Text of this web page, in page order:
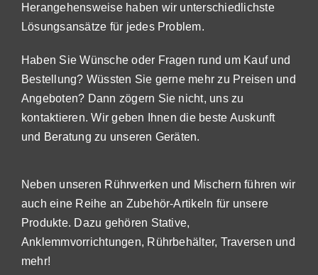
Herangehensweise haben wir unterschiedlichste
Lösungsansätze für jedes Problem.
Haben Sie Wünsche oder Fragen rund um Kauf und
Bestellung? Wüssten Sie gerne mehr zu Preisen und
Angeboten? Dann zögern Sie nicht, uns zu
kontaktieren. Wir geben Ihnen die beste Auskunft
und Beratung zu unseren Geräten.
Neben unseren Rührwerken und Mischern führen wir
auch eine Reihe an Zubehör-Artikeln für unsere
Produkte. Dazu gehören Stative,
Anklemmvorrichtungen, Rührbehälter, Traversen und
mehr!